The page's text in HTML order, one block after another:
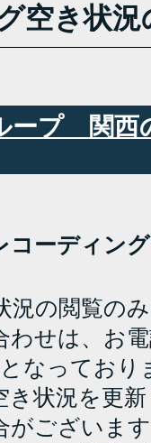
空き状況
ープ 関西
コーディン
況の閲覧の
わせは、お
なっており
き状況を更
がございま